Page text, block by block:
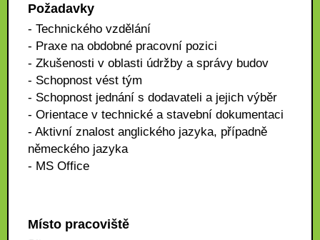
Požadavky
- Technického vzdělání
- Praxe na obdobné pracovní pozici
- Zkušenosti v oblasti údržby a správy budov
- Schopnost vést tým
- Schopnost jednání s dodavateli a jejich výběr
- Orientace v technické a stavební dokumentaci
- Aktivní znalost anglického jazyka, případně
německého jazyka
- MS Office
Místo pracoviště